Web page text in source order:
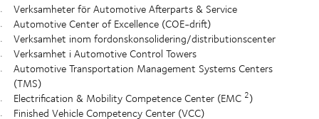
Verksamheter för Automotive Afterparts & Service
Automotive Center of Excellence (COE-drift)
Verksamhet inom fordonskonsolidering/distributionscenter
Verksamhet i Automotive Control Towers
Automotive Transportation Management Systems Centers
(TMS)
Electrification & Mobility Competence Center (EMC 2)
Finished Vehicle Competency Center (VCC)